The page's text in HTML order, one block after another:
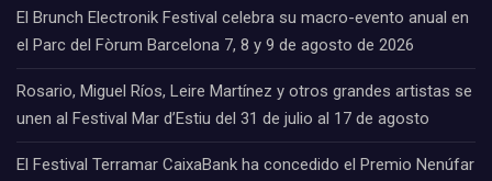
El Brunch Electronik Festival celebra su macro-evento anual en
el Parc del Fòrum Barcelona 7, 8 y 9 de agosto de 2026
Rosario, Miguel Ríos, Leire Martínez y otros grandes artistas se
unen al Festival Mar d’Estiu del 31 de julio al 17 de agosto
El Festival Terramar CaixaBank ha concedido el Premio Nenúfar